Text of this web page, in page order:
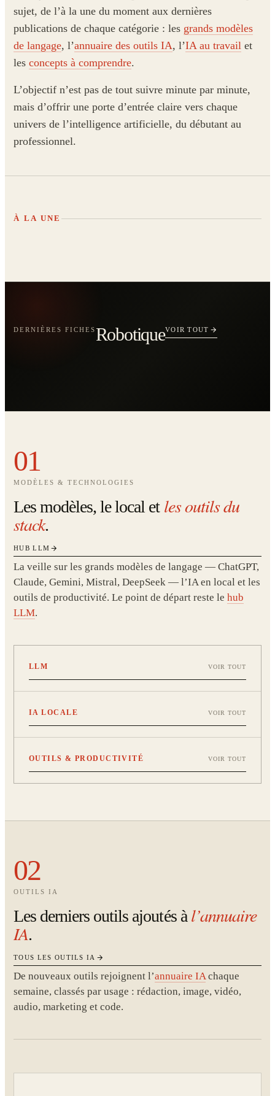
sujet, de l’à la une du moment aux dernières
publications de chaque catégorie : les grands modèles
de langage, l’annuaire des outils IA, l’IA au travail et
les concepts à comprendre.
L’objectif n’est pas de tout suivre minute par minute,
mais d’offrir une porte d’entrée claire vers chaque
univers de l’intelligence artificielle, du débutant au
professionnel.
À LA UNE
DERNIÈRES FICHESRobotiqueVOIR TOUT
01
MODÈLES & TECHNOLOGIES
Les modèles, le local et les outils du
stack.
HUB LLM
La veille sur les grands modèles de langage — ChatGPT,
Claude, Gemini, Mistral, DeepSeek — l’IA en local et les
outils de productivité. Le point de départ reste le hub
LLM.
LLM VOIR TOUT
IA LOCALE VOIR TOUT
OUTILS & PRODUCTIVITÉ VOIR TOUT
02
OUTILS IA
Les derniers outils ajoutés à l’annuaire
IA.
TOUS LES OUTILS IA
De nouveaux outils rejoignent l’annuaire IAchaque
semaine, classés par usage : rédaction, image, vidéo,
audio, marketing et code.